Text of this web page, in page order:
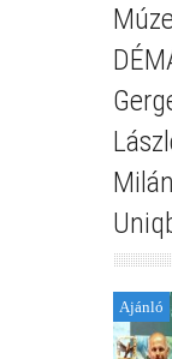
Milán
Ajánló